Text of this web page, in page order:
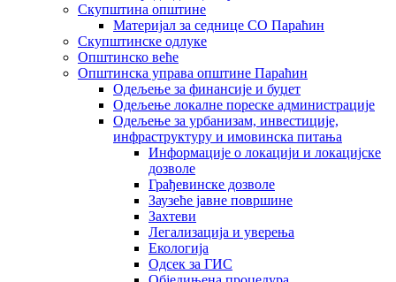
Скупштина општине
Материјал за седнице СО Параћин
Скупштинске одлуке
Општинско веће
Општинска управа општине Параћин
Одељење за финансије и буџет
Одељење локалне пореске администрације
Одељење за урбанизам, инвестиције,
инфраструктуру и имовинска питања
Информације о локацији и локацијске
дозволе
Грађевинске дозволе
Заузеће јавне површине
Захтеви
Легализација и уверења
Екологија
Одсек за ГИС